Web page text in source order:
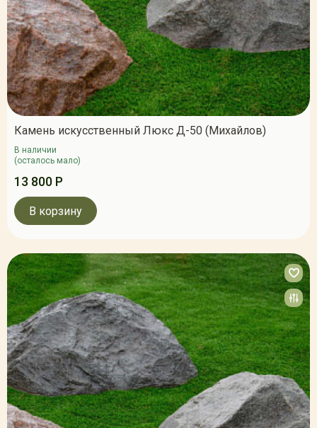
Камень искусственный Люкс Д-50 (Михайлов)
В наличии
(осталось мало)
13 800 Р
В корзину